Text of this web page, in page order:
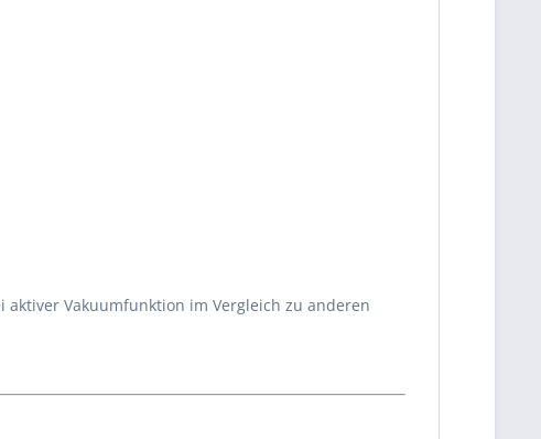
Vakuumfunktion im Vergleich zu anderen